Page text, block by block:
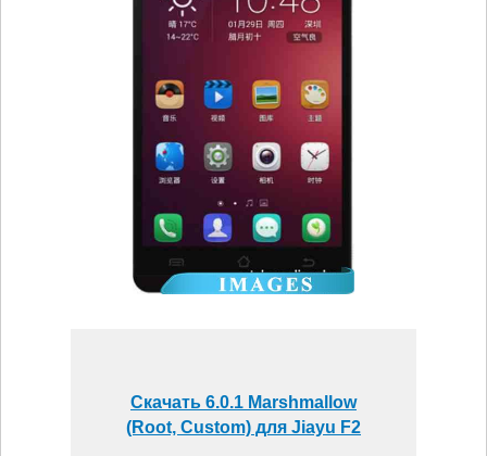
Скачать 6.0.1 Marshmallow
(Root, Custom) для Jiayu F2